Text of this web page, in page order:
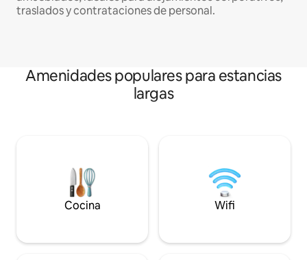
traslados y contrataciones de personal.
Amenidades populares para estancias
largas
Cocina Wifi